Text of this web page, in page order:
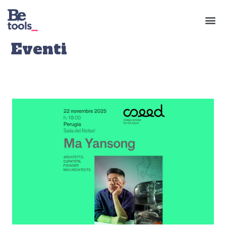
Eventi